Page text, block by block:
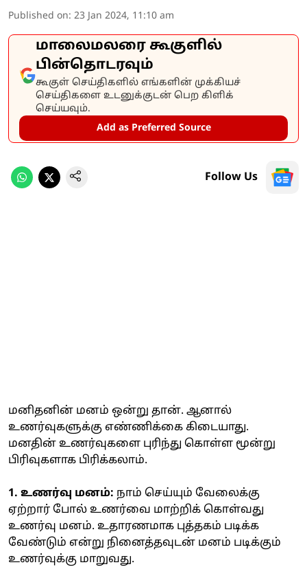
Published on: 23 Jan 2024, 11:10 am
மாலைமலரை கூகுளில்
பின்தொடரவும்
கூகுள் செய்திகளில் எங்களின் முக்கியச்
செய்திகளை உடனுக்குடன் பெற கிளிக்
செய்யவும்.
Add as Preferred Source
Follow Us
மனிதனின் மனம் ஒன்று தான். ஆனால்
உணர்வுகளுக்கு எண்ணிக்கை கிடையாது.
மனதின் உணர்வுகளை புரிந்து கொள்ள மூன்று
பிரிவுகளாக பிரிக்கலாம்.
1. உணர்வு மனம்: நாம் செய்யும் வேலைக்கு
ஏற்றார் போல் உணர்வை மாற்றிக் கொள்வது
உணர்வு மனம். உதாரணமாக புத்தகம் படிக்க
வேண்டும் என்று நினைத்தவுடன் மனம் படிக்கும்
உணர்வுக்கு மாறுவது.